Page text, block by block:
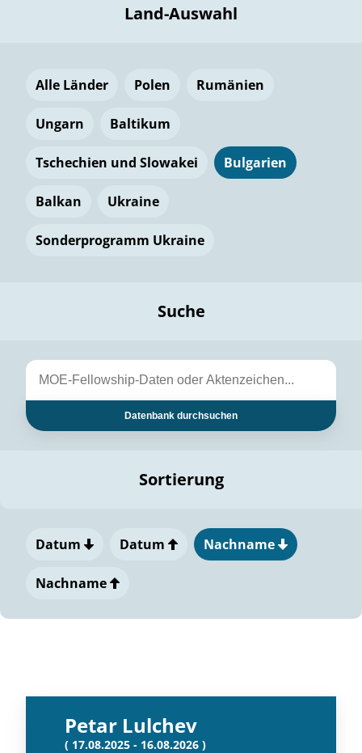
Land-Auswahl
Alle Länder Polen Rumänien
Ungarn Baltikum
Tschechien und Slowakei Bulgarien
Balkan Ukraine
Sonderprogramm Ukraine
Suche
Datenbank durchsuchen
Sortierung
Datum Datum Nachname
Nachname
Petar Lulchev
( 17.08.2025 - 16.08.2026 )